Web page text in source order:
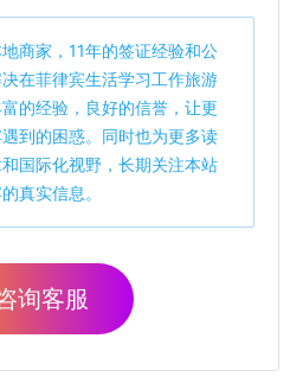
商家，11年的签证经验和公
在菲律宾生活学习工作旅游
的经验，良好的信誉，让更
到的困惑。同时也为更多读
国际化视野，长期关注本站
真实信息。
询客服